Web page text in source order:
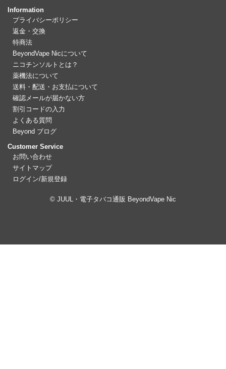
Information
プライバシーポリシー
返金・交換
特商法
BeyondVape Nicについて
ニコチンソルトとは？
薬機法について
送料・配送・お支払について
確認メールが届かない方
割引コードの入力
よくある質問
Beyond ブログ
Customer Service
お問い合わせ
サイトマップ
ログイン/新規登録
© JUUL・電子タバコ通販 BeyondVape Nic